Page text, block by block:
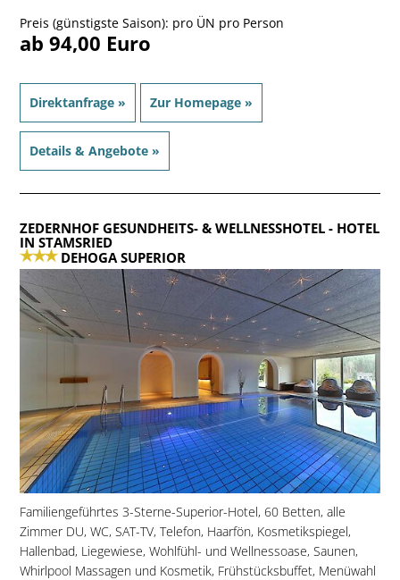
Preis (günstigste Saison): pro ÜN pro Person
ab 94,00 Euro
Direktanfrage » Zur Homepage »
Details & Angebote »
ZEDERNHOF GESUNDHEITS- & WELLNESSHOTEL- HOTEL
IN STAMSRIED
DEHOGA SUPERIOR
Familiengeführtes 3-Sterne-Superior-Hotel, 60 Betten, alle
Zimmer DU, WC, SAT-TV, Telefon, Haarfön, Kosmetikspiegel,
Hallenbad, Liegewiese, Wohlfühl- und Wellnessoase, Saunen,
Whirlpool Massagen und Kosmetik, Frühstücksbuffet, Menüwahl